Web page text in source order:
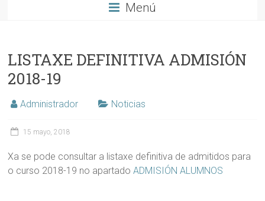
Menú
LISTAXE DEFINITIVA ADMISIÓN
2018-19
Administrador Noticias
15 mayo, 2018
Xa se pode consultar a listaxe definitiva de admitidos para
o curso 2018-19 no apartadoADMISIÓN ALUMNOS